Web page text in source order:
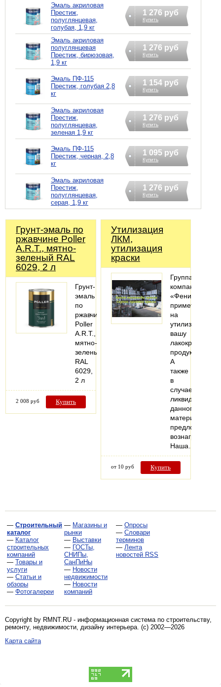
Эмаль акриловая
Престиж,
полуглянцевая,
голубая, 1,9 кг
1 276 руб
Купить
Эмаль акриловая
полуглянцевая
Престиж, бирюзовая,
1,9 кг
1 276 руб
Купить
Эмаль ПФ-115
Престиж, голубая 2,8
кг
1 154 руб
Купить
Эмаль акриловая
Престиж,
полуглянцевая,
зеленая 1,9 кг
1 276 руб
Купить
Эмаль ПФ-115
Престиж, черная, 2,8
кг
1 095 руб
Купить
Эмаль акриловая
Престиж,
полуглянцевая,
серая, 1,9 кг
1 276 руб
Купить
Грунт-эмаль по
ржавчине Poller
A.R.T., мятно-
зеленый RAL
6029, 2 л
Грунт-
эмаль
по
ржавчине
Poller
A.R.T.,
мятно-
зеленый
RAL
6029,
2 л
2 008 руб Купить
Утилизация
ЛКМ,
утилизация
краски
Группа
компаний
«Феникс»
примет
на
утилизацию
вашу
лакокрасочную
продукцию.
А
также
в
случае
ликвидности
данного
материала
предложит
Наша…
от 10 руб Купить
— Строительный
каталог
— Каталог
строительных
компаний
— Товары и
услуги
— Статьи и
обзоры
— Фотогалереи
— Магазины и
рынки
— Выставки
— ГОСТы,
СНИПы,
СанПиНы
— Новости
недвижимости
— Новости
компаний
— Опросы
— Словари
терминов
— Лента
новостей RSS
Copyright by RMNT.RU - информационная система по строительству,
ремонту, недвижимости, дизайну интерьера . (c) 2002—2026
Карта сайта